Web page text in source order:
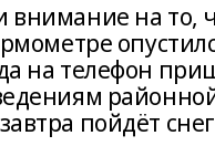
на то,
на телефон
пойдёт